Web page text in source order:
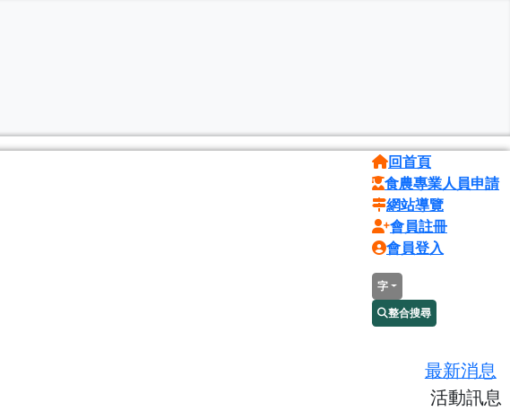
回首頁
食農專業人員申請
網站導覽
會員註冊
會員登入
字
整合搜尋
最新消息
活動訊息